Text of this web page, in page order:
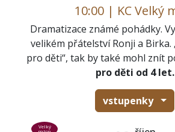
10:00 | KC Velký
Dramatizace známé pohádky.
velikém přátelství Ronji a Birka.
pro děti“, tak by také mohl znít
pro děti od 4 let.
vstupenky
Velký